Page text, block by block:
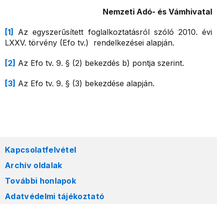
Nemzeti Adó- és Vámhivatal
[1]
Az egyszerűsített foglalkoztatásról szóló 2010. évi
LXXV. törvény (Efo tv.) rendelkezései alapján.
[2] Az Efo tv. 9. § (2) bekezdés b) pontja szerint.
[3] Az Efo tv. 9. § (3) bekezdése alapján.
Kapcsolatfelvétel
Archív oldalak
További honlapok
Adatvédelmi tájékoztató